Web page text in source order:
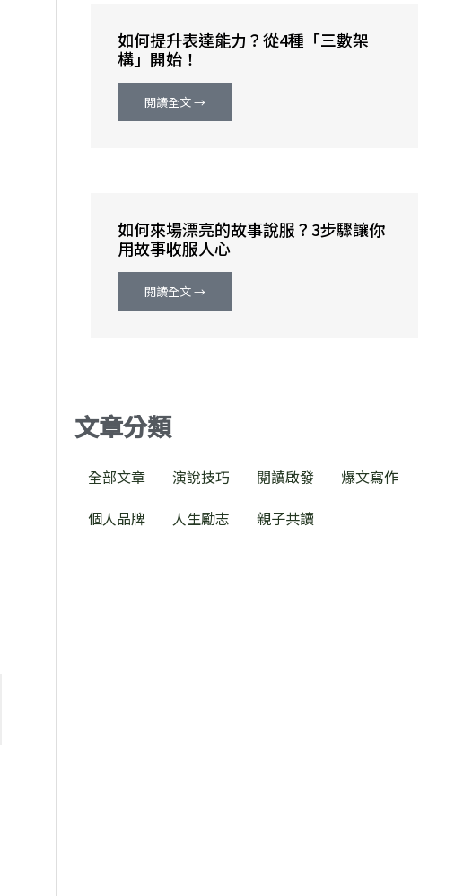
如何提升表達能力？從4種「三數架
構」開始！
閱讀全文 →
如何來場漂亮的故事說服？3步驟讓你
用故事收服人心
閱讀全文 →
文章分類
全部文章 演說技巧 閱讀啟發
爆文寫作
個人品牌
人生勵志 親子共讀